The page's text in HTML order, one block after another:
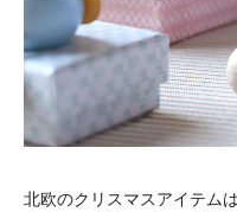
北欧のクリスマスアイテム